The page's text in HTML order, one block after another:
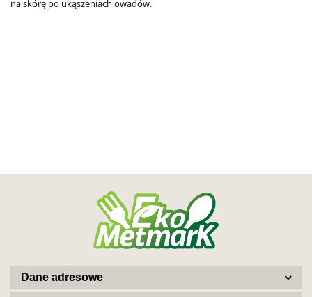
na skórę po ukąszeniach owadów.
Dane adresowe